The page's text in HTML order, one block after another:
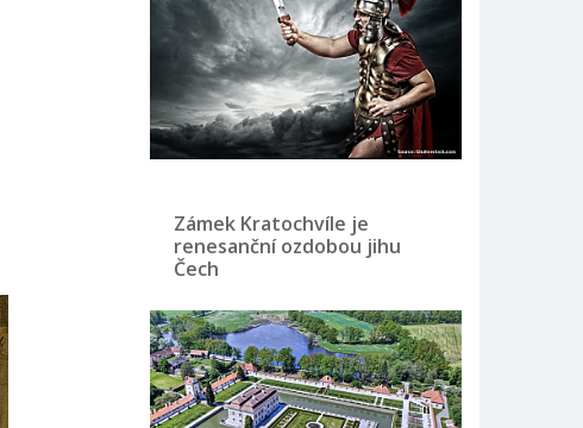
Zámek Kratochvíle je
renesanční ozdobou jihu
Čech